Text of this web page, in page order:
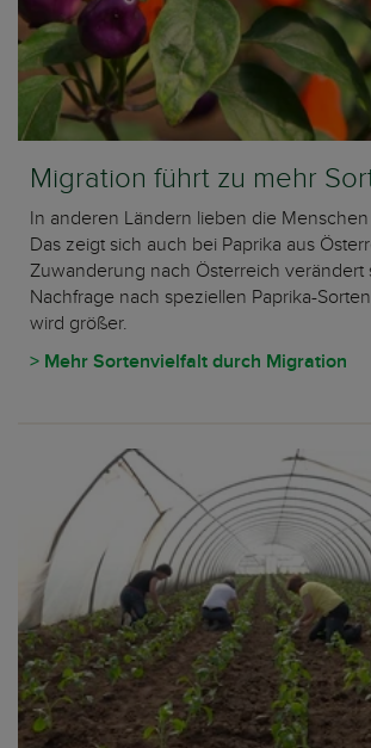
Migration führt zu mehr
In anderen Ländern lieben die
Das zeigt sich auch bei Paprika aus
Zuwanderung nach Österreich verändert
Nachfrage nach speziellen Paprika-
wird größer.
> Mehr Sortenvielfalt durch Migration